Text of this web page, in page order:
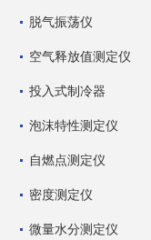
脱气振荡仪
空气释放值测定仪
投入式制冷器
泡沫特性测定仪
自燃点测定仪
密度测定仪
微量水分测定仪